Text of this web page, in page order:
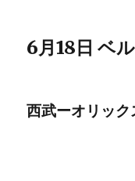
6月18日 ベ
西武ーオリック